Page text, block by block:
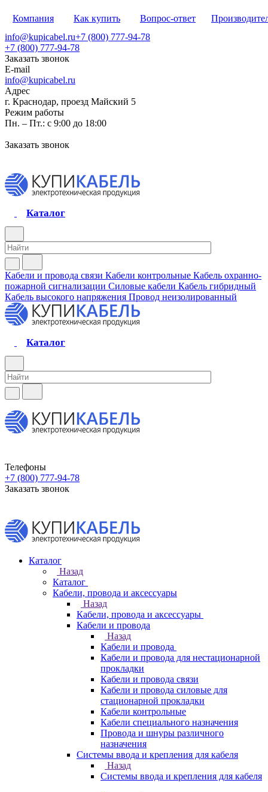
Компания Как купить Вопрос-ответ
info@kupicabel.ru+7 (800) 777-94-78
+7 (800) 777-94-78
Заказать звонок
E-mail
info@kupicabel.ru
Адрес
г. Краснодар, проезд Майский 5
Режим работы
Пн. – Пт.: с 9:00 до 18:00
Заказать звонок
Каталог
Кабели и провода связи Кабели контрольные Кабель охранно-
пожарной сигнализации Силовые кабели Кабель гибридный
Кабель высокого напряжения Провод неизолированный
Каталог
Телефоны
+7 (800) 777-94-78
Заказать звонок
Каталог
Назад
Каталог
Кабели, провода и аксессуары
Назад
Кабели, провода и аксессуары
Кабели и провода
Назад
Кабели и провода
Кабели и провода для нестационарной
прокладки
Кабели и провода связи
Кабели и провода силовые для
стационарной прокладки
Кабели контрольные
Кабели специального назначения
Провода и шнуры различного
назначения
Системы ввода и крепления для кабеля
Назад
Системы ввода и крепления для кабеля